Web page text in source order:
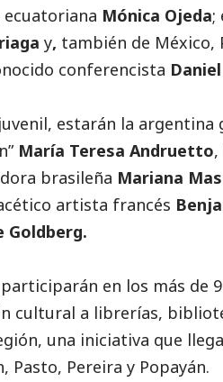
Mónica Ojeda;
y, también de México,
conferencista
estarán la argentina
María Teresa Andruetto
brasileña Mariana
artista francés
Goldberg.
en los más de
cultural a librerías,
una iniciativa que
Pasto, Pereira y Popayán.